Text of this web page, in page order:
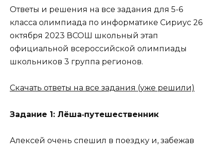
Ответы и решения на все задания для 5-6
класса олимпиада по информатике Сириус 26
октября 2023 ВСОШ школьный этап
официальной всероссийской олимпиады
школьников 3 группа регионов.
Скачать ответы на все задания (уже решили)
Задание 1: Лёша‑путешественник
Алексей очень спешил в поездку и, забежав